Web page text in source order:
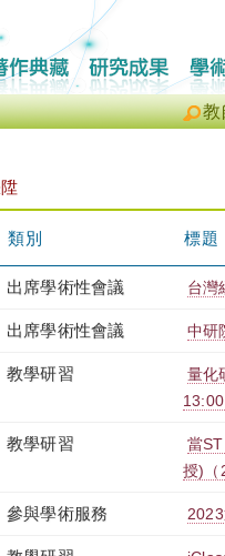
教
類別 標題
出席學術性會議 台灣
出席學術性會議 中研
教學研習
量化
教學研習
當
授)（
參與學術服務